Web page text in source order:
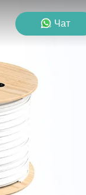
Чат